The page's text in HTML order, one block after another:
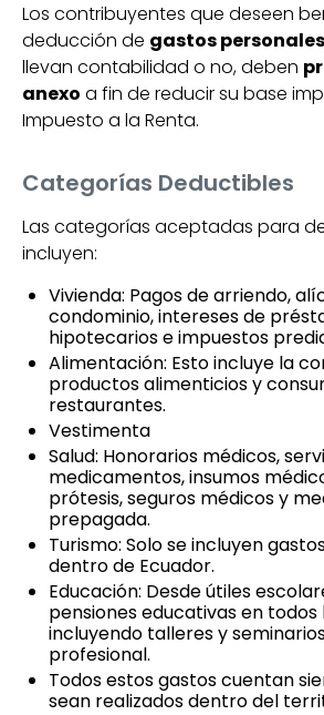
Los contribuyentes que deseen
deducción de gastos personales
llevan contabilidad o no, deben
anexo a fin de reducir su base
Impuesto a la Renta.
Categorías Deductibles
Las categorías aceptadas para
incluyen:
Vivienda: Pagos de arriendo,
condominio, intereses de
hipotecarios e impuestos
Alimentación: Esto incluye la
productos alimenticios y
restaurantes.
Vestimenta
Salud: Honorarios médicos,
medicamentos, insumos
prótesis, seguros médicos y
prepagada.
Turismo: Solo se incluyen
dentro de Ecuador.
Educación: Desde útiles
pensiones educativas en todos
incluyendo talleres y
profesional.
Todos estos gastos cuentan
sean realizados dentro del